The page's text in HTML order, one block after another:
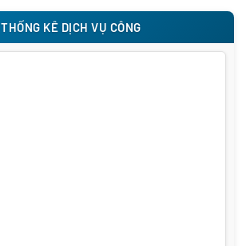
THỐNG KÊ DỊCH VỤ CÔNG